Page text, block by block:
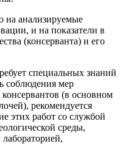
на анализируемые
и на показатели в
(консерванта) и его
специальных знаний
соблюдения мер
(в основном
рекомендуется
этих работ со службой
среды,